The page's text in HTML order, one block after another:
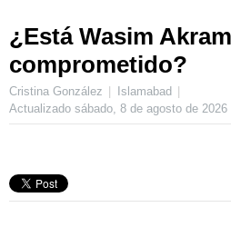
¿Está Wasim Akram
comprometido?
Cristina González
Islamabad
Actualizado sábado, 8 de agosto de 2026